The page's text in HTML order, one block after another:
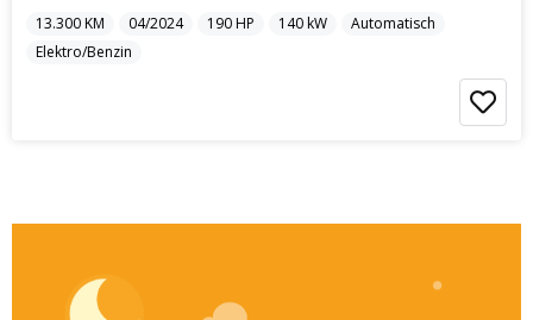
13.300KM 04/2024 190HP 140kW
Automatisch
Elektro/Benzin